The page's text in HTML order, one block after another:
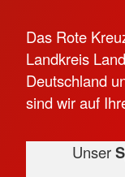
Das Rote
Landkreis
Deutschland
sind wir auf
Unser